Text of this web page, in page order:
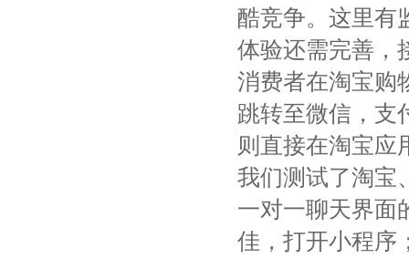
酷竞争。这里有
体验还需完善，
消费者在淘宝购
跳转至微信，支
则直接在淘宝应
我们测试了淘宝
一对一聊天界面
佳，打开小程